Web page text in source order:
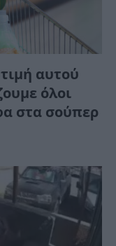
αυτού
όλοι
στα σούπερ